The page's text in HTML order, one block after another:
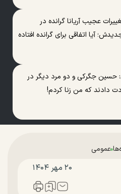
عجیب آریانا گرانده در
آیا اتفاقی برای گرانده افتاده
حسین جگرکی و دو مرد دیگر در
دادند که من زنا کردم!
عمومی
۲۰ مهر ۱۴۰۴